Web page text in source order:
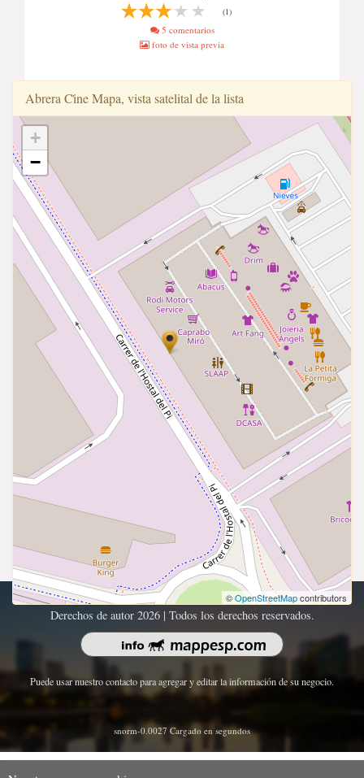
(1)
5 comentarios
foto de vista previa
Abrera Ci̇̇ne Mapa, vista satelital de la lista
+
−
©OpenStreetMapcontributors
Derechos de autor 2026 | Todos los derechos reservados.
Puede usar nuestro contacto para agregar y editar la información de su negocio.
snorm-0.0027 Cargado en segundos